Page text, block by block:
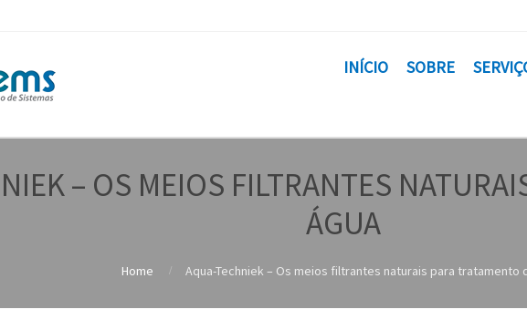
INÍCIO SOBRE
– OS MEIOS FILTRANTES
ÁGUA
Home Aqua-Techniek – Os meios filtrantes naturais para tratamento